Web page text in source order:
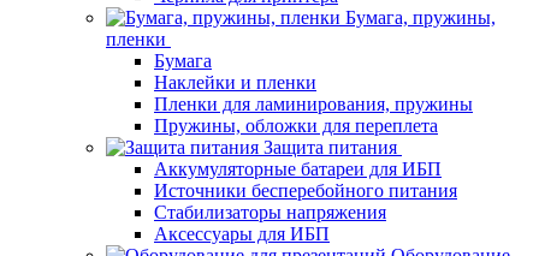
Бумага, пружины,
пленки
Бумага
Наклейки и пленки
Пленки для ламинирования, пружины
Пружины, обложки для переплета
Защита питания
Аккумуляторные батареи для ИБП
Источники бесперебойного питания
Стабилизаторы напряжения
Аксессуары для ИБП